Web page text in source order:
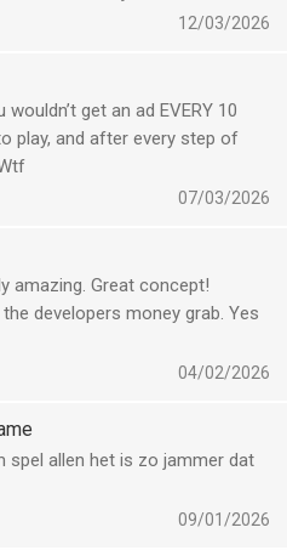
12/03/2026
get an ad EVERY 10
play, and after every step of
07/03/2026
amazing. Great concept!
developers money grab. Yes
up for the 7/8 euro a
Play 3 notes, ad, 3 notes,
badly.. but bad for income so
a good idea.
04/02/2026
spel allen het is zo jammer dat
09/01/2026